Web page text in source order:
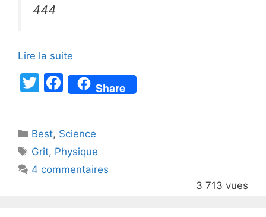
444
Lire la suite
T
er
F
a
e
b
o
Share
Catégories
Best, Science
Étiquettes
Grit, Physique
4 commentaires
3 713 vues